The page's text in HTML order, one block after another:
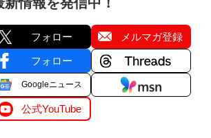
新情報を発信中！
フォロー メルマガ登録
フォロー
Googleニュース
公式YouTube